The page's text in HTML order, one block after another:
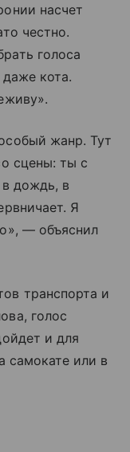
насчет
честно.
голоса
кота.
жанр. Тут
сцены: ты с
дождь, в
Я
— объяснил
транспорта и
голос
и для
самокате или в